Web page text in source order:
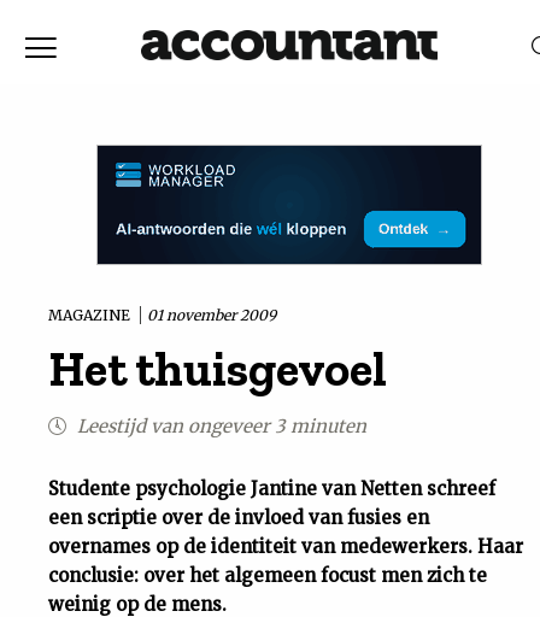
Vaktechniek
Achtergrond
Uit
MAGAZINE 01 november 2009
Het thuisgevoel
Leestijd van ongeveer 3 minuten
Studente psychologie Jantine van Netten schreef
een scriptie over de invloed van fusies en
overnames op de identiteit van medewerkers. Haar
conclusie: over het algemeen focust men zich te
weinig op de mens.